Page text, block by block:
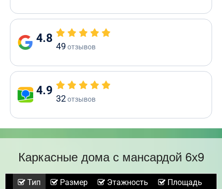
4.8
49 отзывов
4.9
32отзывов
Каркасные дома с мансардой 6х9
Тип Размер Этажность
Площадь